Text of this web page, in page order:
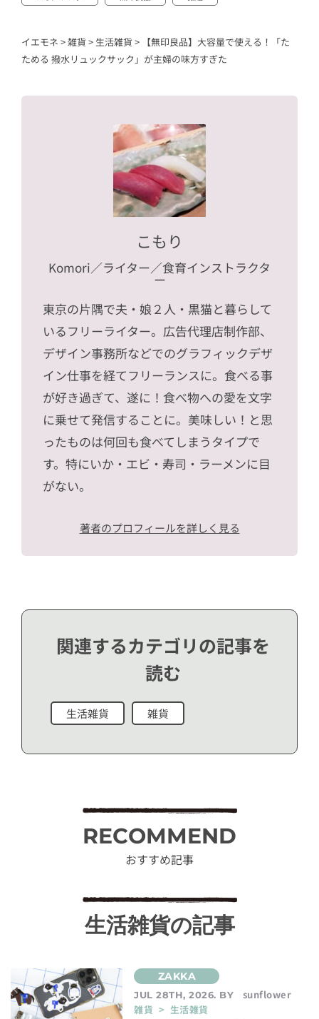
イエモネ >雑貨 > 生活雑貨 > 【無印良品】大容量で使える！「た
ためる 撥水リュックサック」が主婦の味方すぎた
こもり
Komori／ライター／食育インストラクタ
ー
東京の片隅で夫・娘２人・黒猫と暮らして
いるフリーライター。広告代理店制作部、
デザイン事務所などでのグラフィックデザ
イン仕事を経てフリーランスに。食べる事
が好き過ぎて、遂に！食べ物への愛を文字
に乗せて発信することに。美味しい！と思
ったものは何回も食べてしまうタイプで
す。特にいか・エビ・寿司・ラーメンに目
がない。
著者のプロフィールを詳しく見る
関連するカテゴリの記事を
読む
生活雑貨 雑貨
RECOMMEND
おすすめ記事
生活雑貨の記事
JUL 28TH, 2026. BY
sunflower
雑貨 > 生活雑貨